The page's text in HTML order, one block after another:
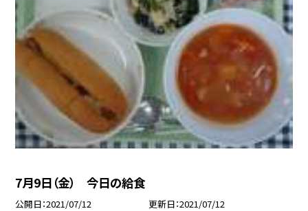
7月9日（金） 今日の給食
公開日 2021/07/12 更新日 2021/07/12